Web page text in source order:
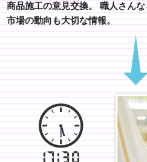
商品施工の意見交換。 職人さんな
市場の動向も大切な情報。